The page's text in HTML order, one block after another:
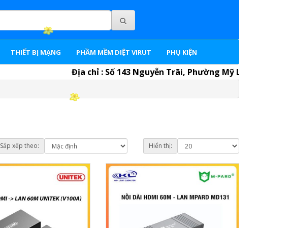
THIẾT BỊ MẠNG PHẦM MỀM DIỆT VIRUT PHỤ KIỆN
Địa chỉ : Số 143 Nguyễn Trãi, Phường Mỹ Long, Thành
Sắp xếp theo: Hiển thị: